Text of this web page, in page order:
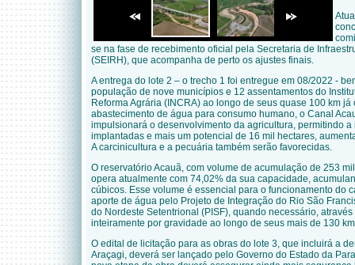
se na fase de recebimento oficial pela Secretaria de
(SEIRH), que acompanha de perto os ajustes finais.
A entrega do lote 2 – o trecho 1 foi entregue em 08/2022 -
população de nove municípios e 12 assentamentos do
Reforma Agrária (INCRA) ao longo de seus quase 100 km
abastecimento de água para consumo humano, o Canal
impulsionará o desenvolvimento da agricultura, permitindo
implantadas e mais um potencial de 16 mil hectares,
A carcinicultura e a pecuária também serão favorecidas.
O reservatório Acauã, com volume de acumulação de 253
opera atualmente com 74,02% da sua capacidade,
cúbicos. Esse volume é essencial para o funcionamento do
aporte de água pelo Projeto de Integração do Rio São
do Nordeste Setentrional (PISF), quando necessário,
inteiramente por gravidade ao longo de seus mais de 130
O edital de licitação para as obras do lote 3, que incluirá a
Araçagi, deverá ser lançado pelo Governo do Estado da